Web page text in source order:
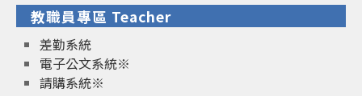
教職員專區 Teacher
差勤系統
電子公文系統※
請購系統※